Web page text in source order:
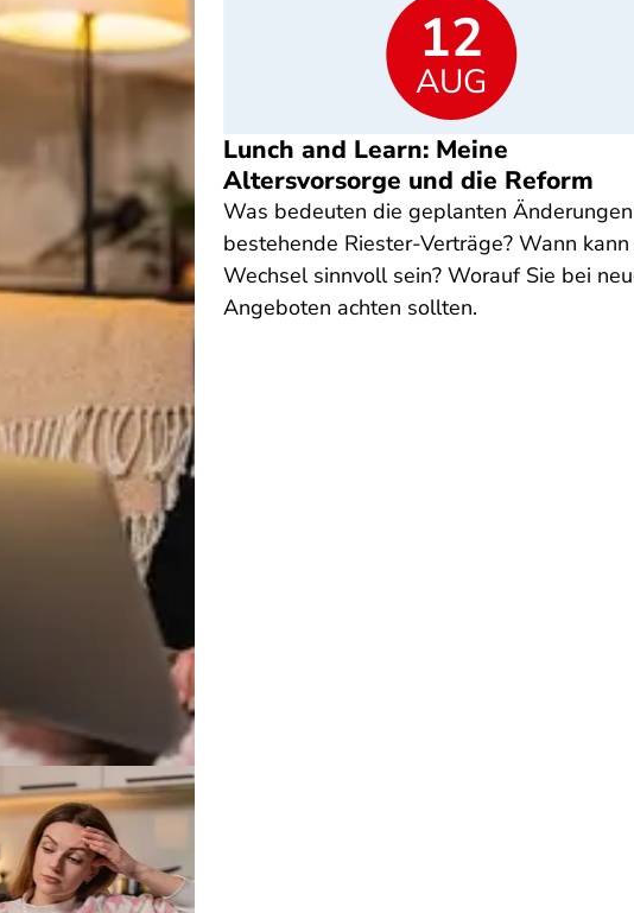
Lunch and Learn: Meine
Altersvorsorge und die Reform
Was bedeuten die geplanten
bestehende Riester-Verträge? Wann kann
Wechsel sinnvoll sein? Worauf Sie bei
Angeboten achten sollten.
12
AUG